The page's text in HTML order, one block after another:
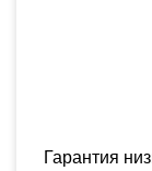
Гарантия